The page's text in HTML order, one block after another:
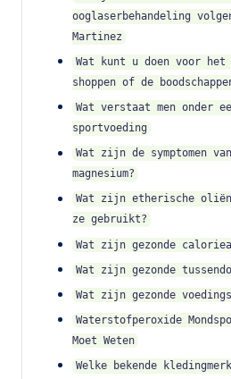
ooglaserbehandeling
Martinez
Wat kunt u doen voor
shoppen of de
Wat verstaat men onder
sportvoeding
Wat zijn de symptomen
magnesium?
Wat zijn etherische oliën
ze gebruikt?
Wat zijn gezonde
Wat zijn gezonde
Wat zijn gezonde
Waterstofperoxide
Moet Weten
Welke bekende